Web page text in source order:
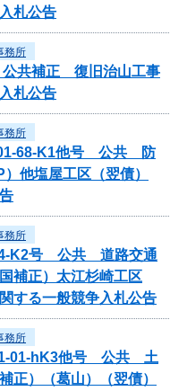
札公告
務所
公共補正 復旧治山工事
札公告
務所
68-K1他号 公共 防
他塩屋工区（翌債）
務所
K2号 公共 道路交通
補正）太江杉崎工区
する一般競争入札公告
務所
01-hK3他号 公共 土
正）（葛山）（翌債）